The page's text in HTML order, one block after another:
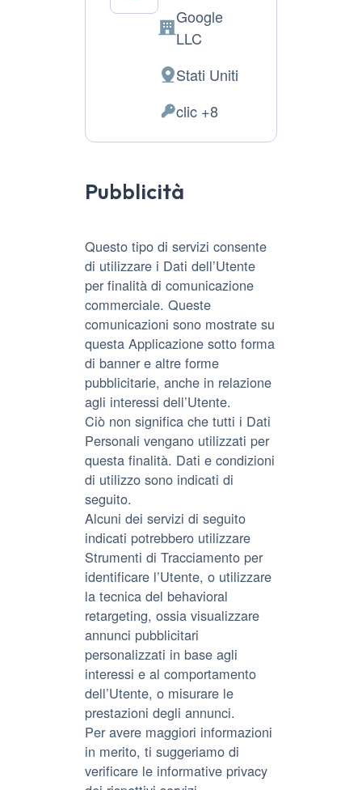
Azienda:
Google
LLC
Luogo
del
Stati Uniti
Dati
Personali
clic +8
Pubblicità
Questo tipo di servizi consente
di utilizzare i Dati dell’Utente
per finalità di comunicazione
commerciale. Queste
comunicazioni sono mostrate su
questa Applicazione sotto forma
di banner e altre forme
pubblicitarie, anche in relazione
agli interessi dell’Utente.
Ciò non significa che tutti i Dati
Personali vengano utilizzati per
questa finalità. Dati e condizioni
di utilizzo sono indicati di
seguito.
Alcuni dei servizi di seguito
indicati potrebbero utilizzare
Strumenti di Tracciamento per
identificare l’Utente, o utilizzare
la tecnica del behavioral
retargeting, ossia visualizzare
annunci pubblicitari
personalizzati in base agli
interessi e al comportamento
dell’Utente, o misurare le
prestazioni degli annunci.
Per avere maggiori informazioni
in merito, ti suggeriamo di
verificare le informative privacy